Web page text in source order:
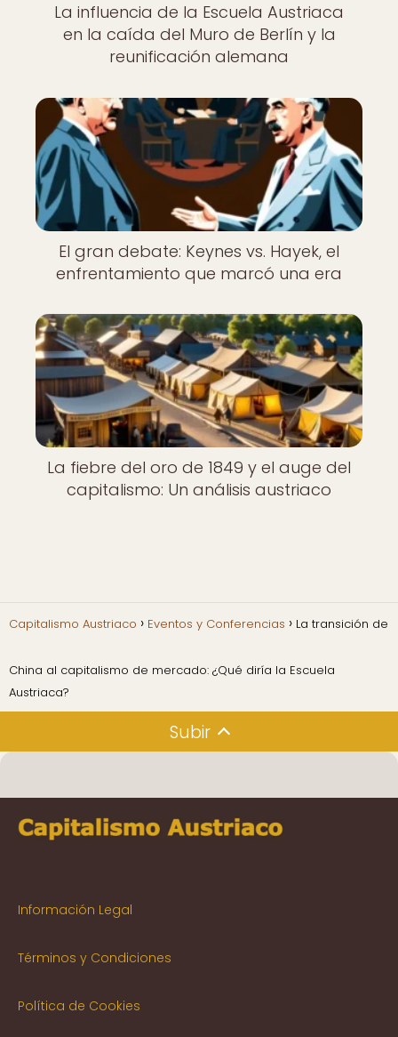
La influencia de la Escuela Austriaca
en la caída del Muro de Berlín y la
reunificación alemana
El gran debate: Keynes vs. Hayek, el
enfrentamiento que marcó una era
La fiebre del oro de 1849 y el auge del
capitalismo: Un análisis austriaco
Capitalismo Austriaco Eventos y Conferencias La transición de
China al capitalismo de mercado: ¿Qué diría la Escuela
Austriaca?
Subir
Información Legal
Términos y Condiciones
Política de Cookies